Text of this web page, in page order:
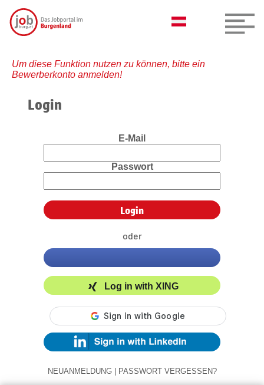
Um diese Funktion nutzen zu können, bitte ein
Bewerberkonto anmelden!
Login
E-Mail
Passwort
oder
Log in with XING
NEUANMELDUNG | PASSWORT VERGESSEN?